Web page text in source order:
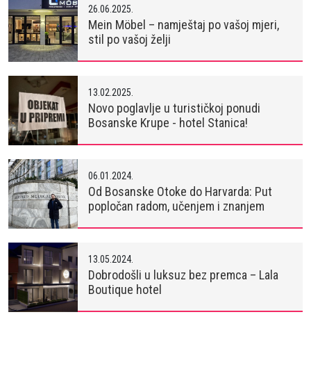
26.06.2025.
Mein Möbel – namještaj po vašoj mjeri,
stil po vašoj želji
13.02.2025.
Novo poglavlje u turističkoj ponudi
Bosanske Krupe - hotel Stanica!
06.01.2024.
Od Bosanske Otoke do Harvarda: Put
popločan radom, učenjem i znanjem
13.05.2024.
Dobrodošli u luksuz bez premca – Lala
Boutique hotel